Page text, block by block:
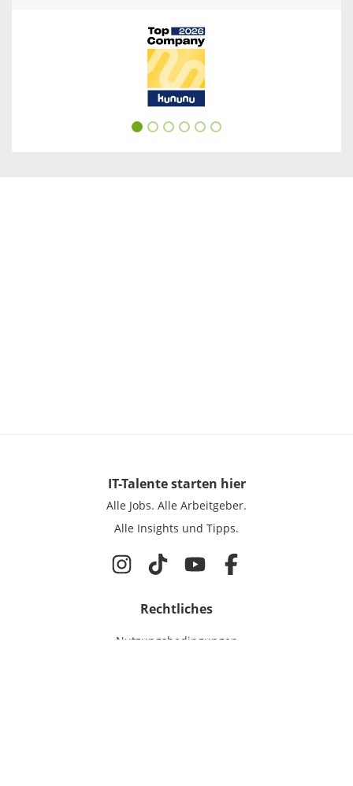
IT-Talentestarten hier
Alle Jobs. Alle Arbeitgeber.
Alle Insights und Tipps.
Rechtliches
Nutzungsbedingungen